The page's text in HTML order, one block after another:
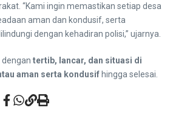
“Kami ingin memastikan setiap desa
aman dan kondusif, serta
dengan kehadiran polisi,” ujarnya.
dengan tertib, lancar, dan situasi di
aman serta kondusif hingga selesai.